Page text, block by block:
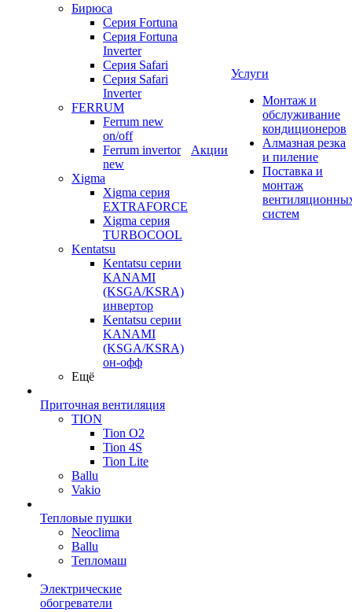
Бирюса
Серия Fortuna
Серия Fortuna
Inverter
Серия Safari
Серия Safari
Inverter
FERRUM
Ferrum new
on/off
Ferrum invertor
new
Xigma
Xigma серия
EXTRAFORCE
Xigma серия
TURBOCOOL
Kentatsu
Kentatsu серии
KANAMI
(KSGA/KSRA)
инвертор
Kentatsu серии
KANAMI
(KSGA/KSRA)
он-офф
Ещё
Приточная вентиляция
TION
Tion O2
Tion 4S
Tion Lite
Ballu
Vakio
Тепловые пушки
Neoclima
Ballu
Тепломаш
Электрические
обогреватели
Акции
Услуги
Монтаж и
обслуживание
кондиционеров
Алмазная резка
и пиление
Поставка и
монтаж
систем